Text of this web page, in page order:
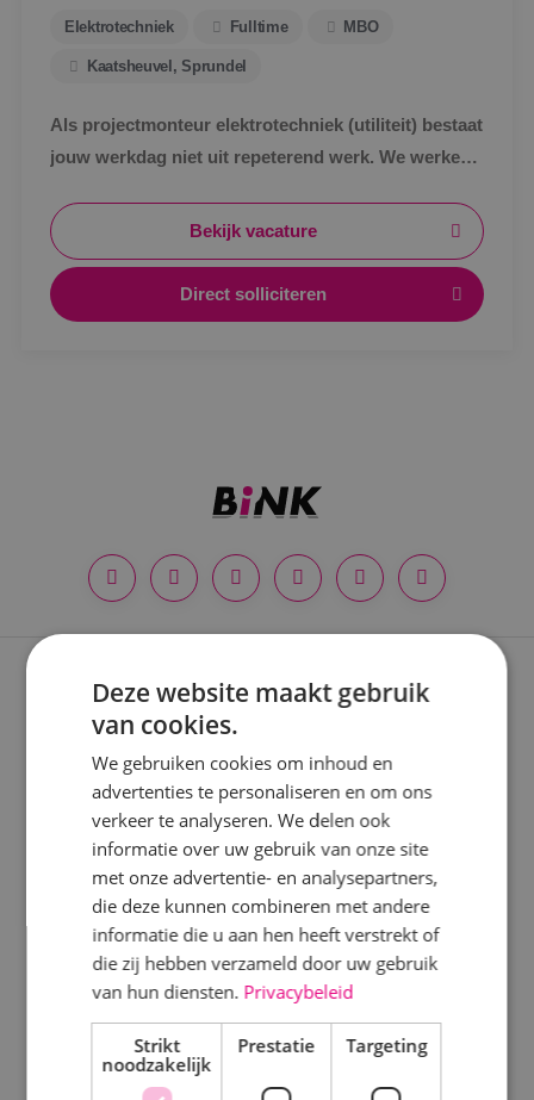
Locatie
Kaatsheuvel
Sprundel
Specialisme
Beveiligingstechniek
Elektrotechniek
Energietechniek
Staf
Elektrotechniek Fulltime MBO
Kaatsheuvel, Sprundel
Als projectmonteur elektrotechniek (utiliteit) bestaat
jouw werkdag niet uit repeterend werk. We werken
gebouw is anders en uitdagend.
Bekijk vacature
Direct solliciteren
Expertises
Verbouwprojecten
Energieneutraal bouwen
Keuringen
Disciplines
Deze website maakt gebruik
van cookies.
We gebruiken cookies om inhoud en
advertenties te personaliseren en om ons
verkeer te analyseren. We delen ook
informatie over uw gebruik van onze site
met onze advertentie- en analysepartners,
die deze kunnen combineren met andere
informatie die u aan hen heeft verstrekt of
die zij hebben verzameld door uw gebruik
van hun diensten. Privacybeleid
Strikt
noodzakelijk
Prestatie Targeting